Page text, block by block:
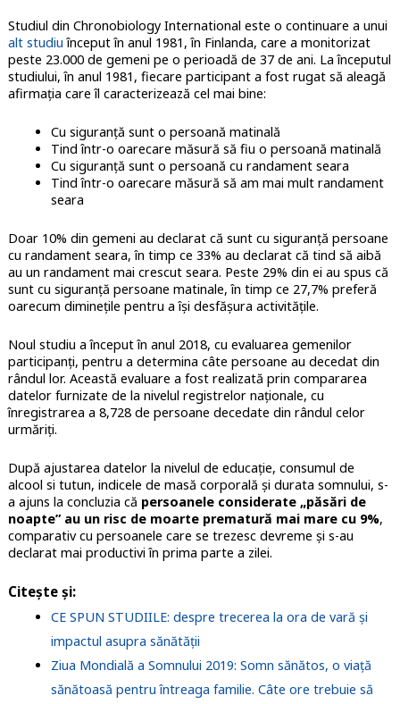
Studiul din Chronobiology International este o continuare a unui
alt studiu început în anul 1981, în Finlanda, care a monitorizat
peste 23.000 de gemeni pe o perioadă de 37 de ani. La începutul
studiului, în anul 1981, fiecare participant a fost rugat să aleagă
afirmația care îl caracterizează cel mai bine:
Cu siguranță sunt o persoană matinală
Tind într-o oarecare măsură să fiu o persoană matinală
Cu siguranță sunt o persoană cu randament seara
Tind într-o oarecare măsură să am mai mult randament
seara
Doar 10% din gemeni au declarat că sunt cu siguranță persoane
cu randament seara, în timp ce 33% au declarat că tind să aibă
au un randament mai crescut seara. Peste 29% din ei au spus că
sunt cu siguranță persoane matinale, în timp ce 27,7% preferă
oarecum diminețile pentru a își desfășura activitățile.
Noul studiu a început în anul 2018, cu evaluarea gemenilor
participanți, pentru a determina câte persoane au decedat din
rândul lor. Această evaluare a fost realizată prin compararea
datelor furnizate de la nivelul registrelor naționale, cu
înregistrarea a 8,728 de persoane decedate din rândul celor
urmăriți.
După ajustarea datelor la nivelul de educație, consumul de
alcool si tutun, indicele de masă corporală și durata somnului, s-
a ajuns la concluzia că persoanele considerate „păsări de
noapte” au un risc de moarte prematură mai mare cu 9%,
comparativ cu persoanele care se trezesc devreme și s-au
declarat mai productivi în prima parte a zilei.
Citește și:
CE SPUN STUDIILE: despre trecerea la ora de vară și
impactul asupra sănătății
Ziua Mondială a Somnului 2019: Somn sănătos, o viață
sănătoasă pentru întreaga familie. Câte ore trebuie să